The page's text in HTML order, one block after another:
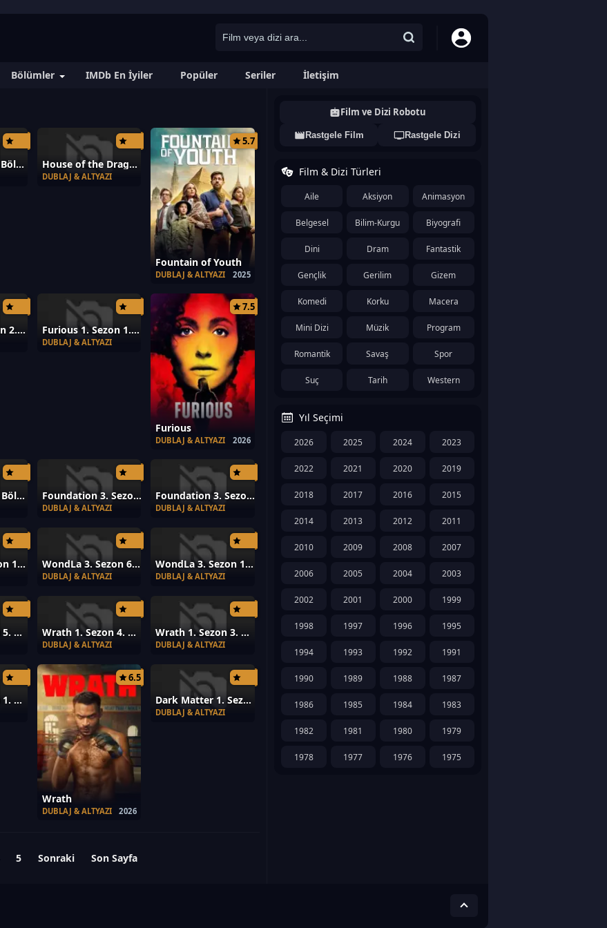
Bölümler IMDb En İyiler Popüler Seriler İletişim
See 3. Sezon 1. Bölüm House of the Dragon 3. Sezon 7. Bölüm
DUBLAJ & ALTYAZI
5.7
Fountain of Youth
2025
DUBLAJ & ALTYAZI
Furious 1. Sezon 2. Bölüm Furious 1. Sezon 1. Bölüm
DUBLAJ & ALTYAZI
7.5
Furious
2026
DUBLAJ & ALTYAZI
Silo 3. Sezon 1. Bölüm Foundation 3. Sezon 10. Bölüm
DUBLAJ & ALTYAZI
Foundation 3. Sezon 1. Bölüm
DUBLAJ & ALTYAZI
Platonic 2. Sezon 1. Bölüm WondLa 3. Sezon 6. Bölüm
DUBLAJ & ALTYAZI
WondLa 3. Sezon 1. Bölüm
DUBLAJ & ALTYAZI
Wrath 1. Sezon 5. Bölüm Wrath 1. Sezon 4. Bölüm
DUBLAJ & ALTYAZI
Wrath 1. Sezon 3. Bölüm
DUBLAJ & ALTYAZI
Wrath 1. Sezon 1. Bölüm
6.5
Wrath
2026
DUBLAJ & ALTYAZI
Dark Matter 1. Sezon 9. Bölüm
DUBLAJ & ALTYAZI
5 Sonraki Son Sayfa
Film ve Dizi Robotu
Rastgele Film Rastgele Dizi
Film & Dizi Türleri
Aile Aksiyon Animasyon
Belgesel Bilim-Kurgu Biyografi
Dini Dram Fantastik
Gençlik Gerilim Gizem
Komedi Korku Macera
Mini Dizi Müzik Program
Romantik Savaş Spor
Suç Tarih Western
Yıl Seçimi
2026 2025 2024 2023
2022 2021 2020 2019
2018 2017 2016 2015
2014 2013 2012 2011
2010 2009 2008 2007
2006 2005 2004 2003
2002 2001 2000 1999
1998 1997 1996 1995
1994 1993 1992 1991
1990 1989 1988 1987
1986 1985 1984 1983
1982 1981 1980 1979
1978 1977 1976 1975